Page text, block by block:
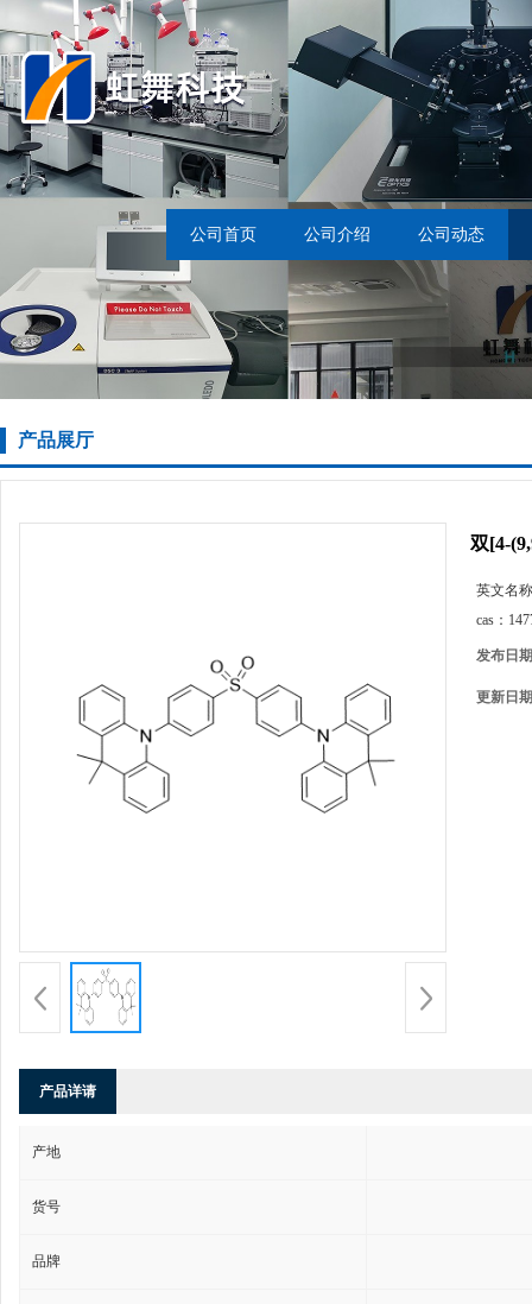
公司首页 公司介绍 公司动态
产品展厅
双[4-
英文名
cas：
发布日
更新日
产品详请
产地
货号
品牌